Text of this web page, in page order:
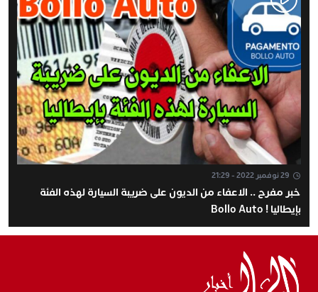
29 نوفمبر 2022 - 21:29
خبر مفرح .. الاعفاء من الديون على ضريبة السيارة لهذه الفئة
بإيطاليا ! Bollo Auto